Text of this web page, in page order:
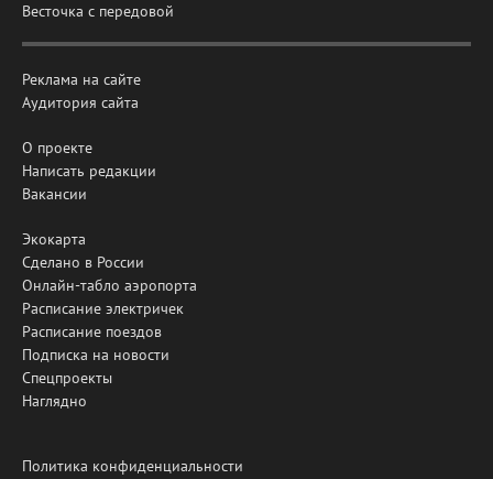
Весточка с передовой
Реклама на сайте
Аудитория сайта
О проекте
Написать редакции
Вакансии
Экокарта
Сделано в России
Онлайн-табло аэропорта
Расписание электричек
Расписание поездов
Подписка на новости
Спецпроекты
Наглядно
Политика конфиденциальности